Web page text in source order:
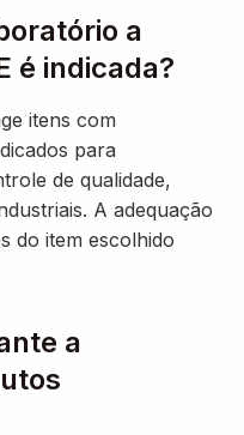
a
é indicada?
itens com
para
de qualidade,
A adequação
do item escolhido
a